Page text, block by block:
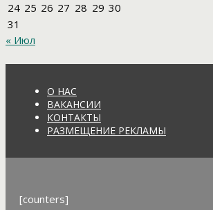
24 25 26 27 28 29 30
31
« Июл
О НАС
ВАКАНСИИ
КОНТАКТЫ
РАЗМЕЩЕНИЕ РЕКЛАМЫ
[counters]